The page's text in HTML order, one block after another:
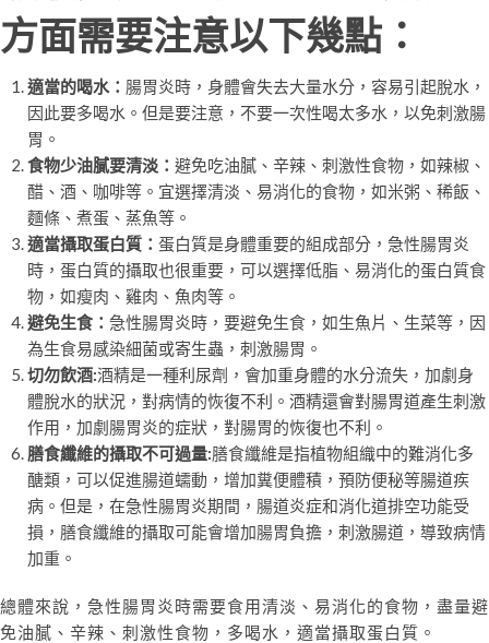
方面需要注意以下幾點：
適當的喝水： 腸胃炎時，身體會失去大量水分，容易引起脫水，
因此要多喝水。但是要注意，不要一次性喝太多水，以免刺激腸
胃。
食物少油膩要清淡： 避免吃油膩、辛辣、刺激性食物，如辣椒、
醋、酒、咖啡等。宜選擇清淡、易消化的食物，如米粥、稀飯、
麵條、煮蛋、蒸魚等。
適當攝取蛋白質： 蛋白質是身體重要的組成部分，急性腸胃炎
時，蛋白質的攝取也很重要，可以選擇低脂、易消化的蛋白質食
物，如瘦肉、雞肉、魚肉等。
避免生食： 急性腸胃炎時，要避免生食，如生魚片、生菜等，因
為生食易感染細菌或寄生蟲，刺激腸胃。
切勿飲酒:酒精是一種利尿劑，會加重身體的水分流失，加劇身
體脫水的狀況，對病情的恢復不利。酒精還會對腸胃道產生刺激
作用，加劇腸胃炎的症狀，對腸胃的恢復也不利。
膳食纖維的攝取不可過量:膳食纖維是指植物組織中的難消化多
醣類，可以促進腸道蠕動，增加糞便體積，預防便秘等腸道疾
病。但是，在急性腸胃炎期間，腸道炎症和消化道排空功能受
損，膳食纖維的攝取可能會增加腸胃負擔，刺激腸道，導致病情
加重。
總體來說，急性腸胃炎時需要食用清淡、易消化的食物，盡量避
免油膩、辛辣、刺激性食物，多喝水，適當攝取蛋白質。